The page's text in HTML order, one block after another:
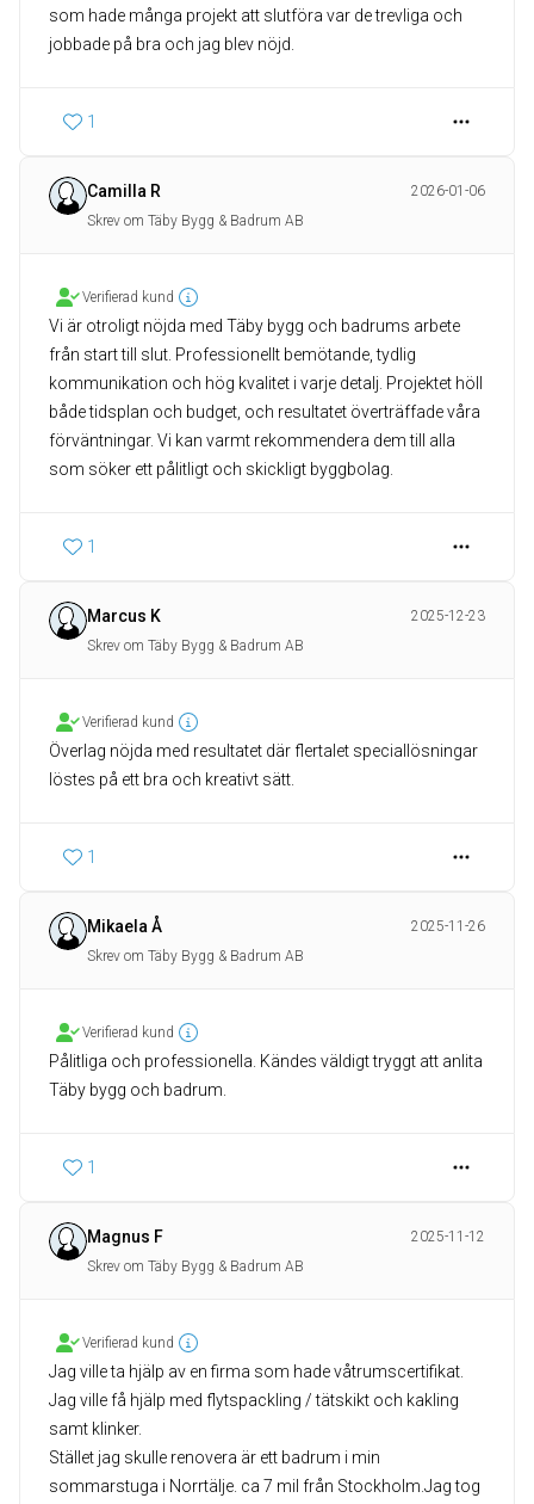
som hade många projekt att slutföra var de trevliga och
jobbade på bra och jag blev nöjd.
1
Camilla R
2026-01-06
Skrev om Täby Bygg & Badrum AB
Verifierad kund
Vi är otroligt nöjda med Täby bygg och badrums arbete
från start till slut. Professionellt bemötande, tydlig
kommunikation och hög kvalitet i varje detalj. Projektet höll
både tidsplan och budget, och resultatet överträffade våra
förväntningar. Vi kan varmt rekommendera dem till alla
1
Marcus K
2025-12-23
Skrev om Täby Bygg & Badrum AB
Verifierad kund
Överlag nöjda med resultatet där flertalet speciallösningar
löstes på ett bra och kreativt sätt.
1
Mikaela Å
2025-11-26
Skrev om Täby Bygg & Badrum AB
Verifierad kund
Pålitliga och professionella. Kändes väldigt tryggt att anlita
Täby bygg och badrum.
1
Magnus F
2025-11-12
Skrev om Täby Bygg & Badrum AB
Verifierad kund
Jag ville ta hjälp av en firma som hade våtrumscertifikat.
Jag ville få hjälp med flytspackling / tätskikt och kakling
samt klinker.
Stället jag skulle renovera är ett badrum i min
sommarstuga i Norrtälje. ca 7 mil från Stockholm.Jag tog